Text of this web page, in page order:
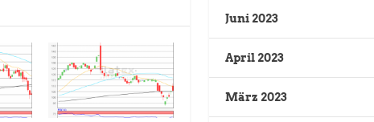
Juni 2023
April 2023
März 2023